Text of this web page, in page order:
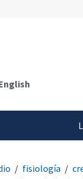
fisiología